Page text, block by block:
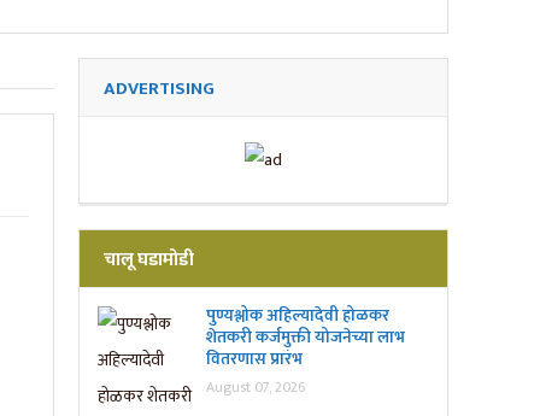
आम्ही कटिबद्ध आहोत.त्याचबरोबर क्रीडा,अर्थ,मनोरंजन,तंत्र-
ADVERTISING
चालू घडामोडी
पुण्यश्लोक अहिल्यादेवी होळकर
शेतकरी कर्जमुक्ती योजनेच्या लाभ
वितरणास प्रारंभ
August 07, 2026